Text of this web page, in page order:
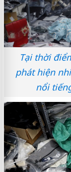
Tại thời
phát hiện
nổi